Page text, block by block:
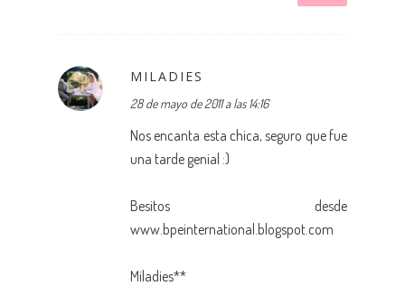
MILADIES
28 de mayo de 2011 a las 14:16
Nos encanta esta chica, seguro que fue
una tarde genial :)
Besitos desde
www.bpeinternational.blogspot.com
Miladies**